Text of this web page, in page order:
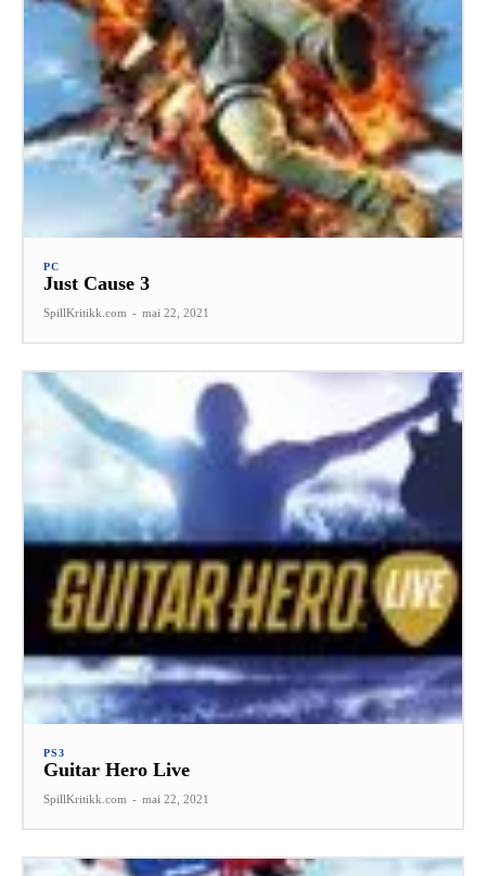
PC
Just Cause 3
SpillKritikk.com - mai 22, 2021
PS3
Guitar Hero Live
SpillKritikk.com - mai 22, 2021